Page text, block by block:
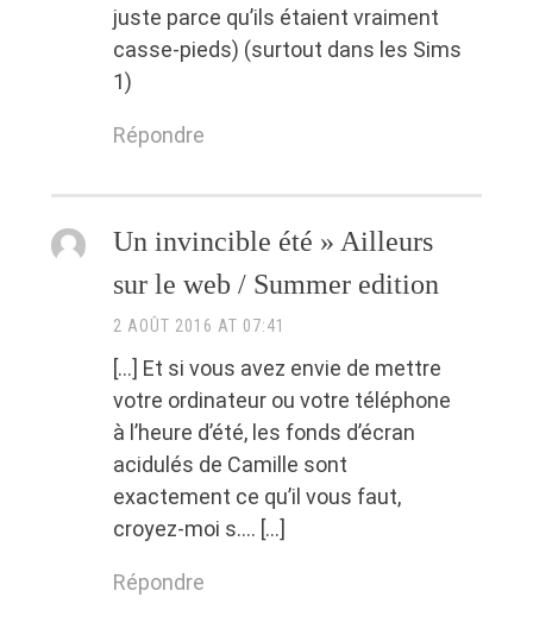
juste parce qu’ils étaient vraiment
casse-pieds) (surtout dans les Sims
1)
Répondre
Un invincible été » Ailleurs
sur le web / Summer edition
2 AOÛT 2016 AT 07:41
[…] Et si vous avez envie de mettre
votre ordinateur ou votre téléphone
à l’heure d’été, les fonds d’écran
acidulés de Camille sont
exactement ce qu’il vous faut,
croyez-moi s…. […]
Répondre